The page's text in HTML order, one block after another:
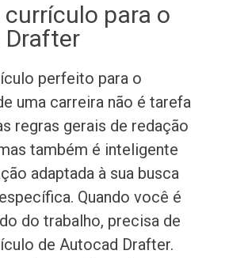
currículo para o
perfeito para o
uma carreira não é tarefa
regras gerais de redação
também é inteligente
adaptada à sua busca
Quando você é
do trabalho, precisa de
de Autocad Drafter.